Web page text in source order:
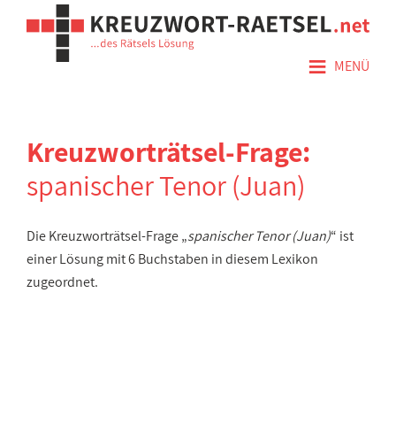
≡ MENÜ
Kreuzworträtsel-Frage:
spanischer Tenor (Juan)
Die Kreuzworträtsel-Frage „spanischer Tenor (Juan)“ ist
einer Lösung mit 6 Buchstaben in diesem Lexikon
zugeordnet.